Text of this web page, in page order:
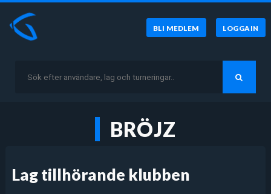
BLI MEDLEM LOGGA IN
BRÖJZ
Lag tillhörande klubben